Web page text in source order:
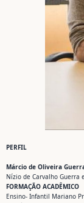
PERFIL
Márcio de Oliveira
Nízio de Carvalho Guerra
FORMAÇÃO ACADÊMICO
Ensino- Infantil Mariano